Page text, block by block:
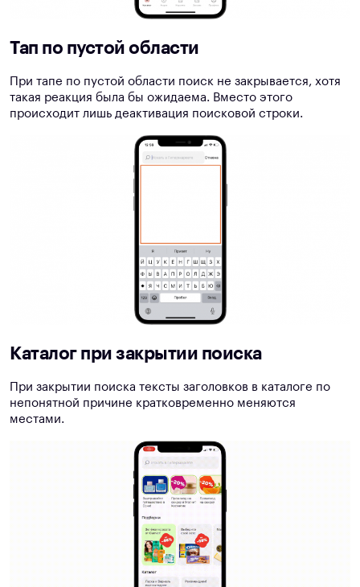
Тап по пустой области
При тапе по пустой области поиск не закрывается, хотя
такая реакция была бы ожидаема. Вместо этого
происходит лишь деактивация поисковой строки.
Каталог при закрытии поиска
При закрытии поиска тексты заголовков в каталоге по
непонятной причине кратковременно меняются
местами.